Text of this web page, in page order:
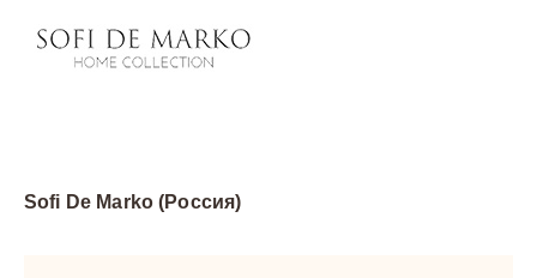
Sofi De Marko (Россия)